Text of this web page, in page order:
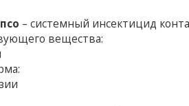
– системный инсектицид
вещества: